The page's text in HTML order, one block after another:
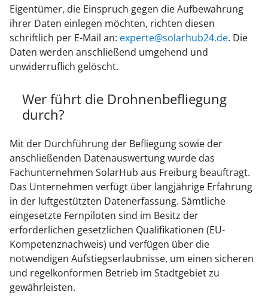
Eigentümer, die Einspruch gegen die Aufbewahrung
ihrer Daten einlegen möchten, richten diesen
schriftlich per E-Mail an: experte@solarhub24.de. Die
Daten werden anschließend umgehend und
unwiderruflich gelöscht.
Wer führt die Drohnenbefliegung
durch?
Mit der Durchführung der Befliegung sowie der
anschließenden Datenauswertung wurde das
Fachunternehmen SolarHub aus Freiburg beauftragt.
Das Unternehmen verfügt über langjährige Erfahrung
in der luftgestützten Datenerfassung. Sämtliche
eingesetzte Fernpiloten sind im Besitz der
erforderlichen gesetzlichen Qualifikationen (EU-
Kompetenznachweis) und verfügen über die
notwendigen Aufstiegserlaubnisse, um einen sicheren
und regelkonformen Betrieb im Stadtgebiet zu
gewährleisten.